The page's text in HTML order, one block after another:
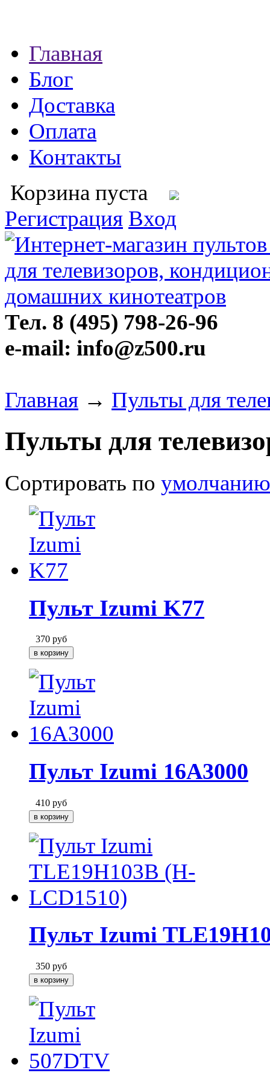
Главная
Блог
Доставка
Оплата
Контакты
Корзина пуста
Регистрация Вход
Тел. 8 (495) 798-26-96
e-mail: info@z500.ru
Главная → Пульты для
Пульты для
Сортировать по умолчанию
Пульт Izumi K77
370 руб
Пульт Izumi 16A3000
410 руб
Пульт Izumi
350 руб